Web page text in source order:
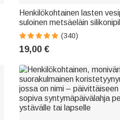
Henkilökohtainen lasten
suloinen metsäeläin
kouluun lahjaksi pojille ja
(340)
19,00 €